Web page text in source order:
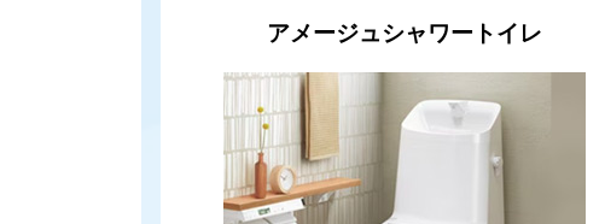
アメージュシャワートイレ